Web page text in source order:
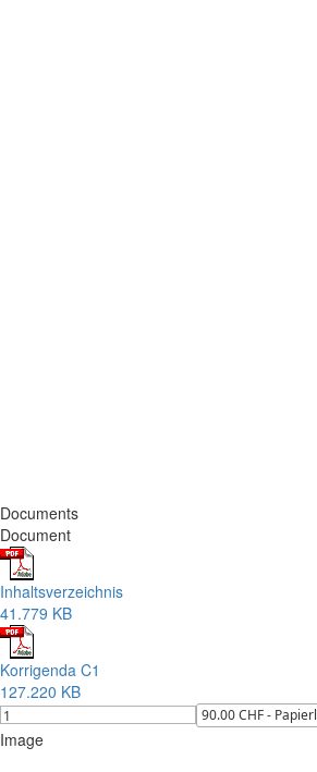
Documents
Document
Inhaltsverzeichnis
41.779 KB
Korrigenda C1
127.220 KB
Image